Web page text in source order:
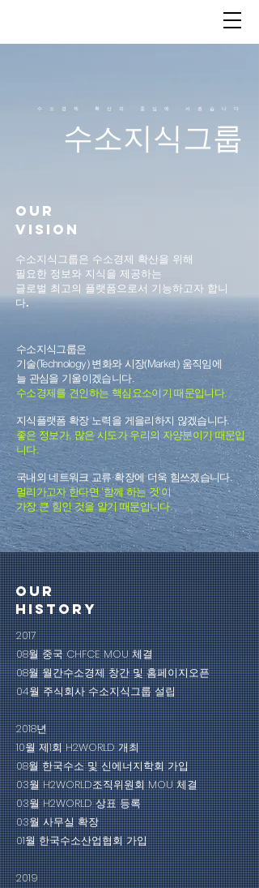
수소경제 확산의 중심에 서겠습니다
수소지식그룹
Our
Vision
​수소지식그룹은 수소경제 확산을 위해
필요한 정보와 지식을 제공하는
글로벌 최고의 플랫폼으로서 기능하고자 합니
다.
수소지식그룹은
기술(Technology) 변화와 시장(Market) 움직임에
늘 관심을 기울이겠습니다.
수소경제를 견인하는 핵심요소이기 때문입니다.
지식플랫폼 확장 노력을 게을리하지 않겠습니다.
좋은 정보가, 많은 시도가 우리의 자양분이기 때문입
니다.
국내외 네트워크 교류·확장에 더욱 힘쓰겠습니다.
멀리가고자 한다면 '함께 하는 것'이
가장 큰 힘인 것을 알기 때문입니다.
Our
History
2017
08월 중국 CHFCE MOU 체결
08월 월간수소경제 창간 및 홈페이지오픈
04월 주식회사 수소지식그룹 설립
2018년
10월 제1회 H2WORLD 개최
08월 한국수소 및 신에너지학회 가입
03월 H2WORLD조직위원회 MOU 체결
03월 H2WORLD 상표 등록
03월 사무실 확장
01월 한국수소산업협회 가입
2019